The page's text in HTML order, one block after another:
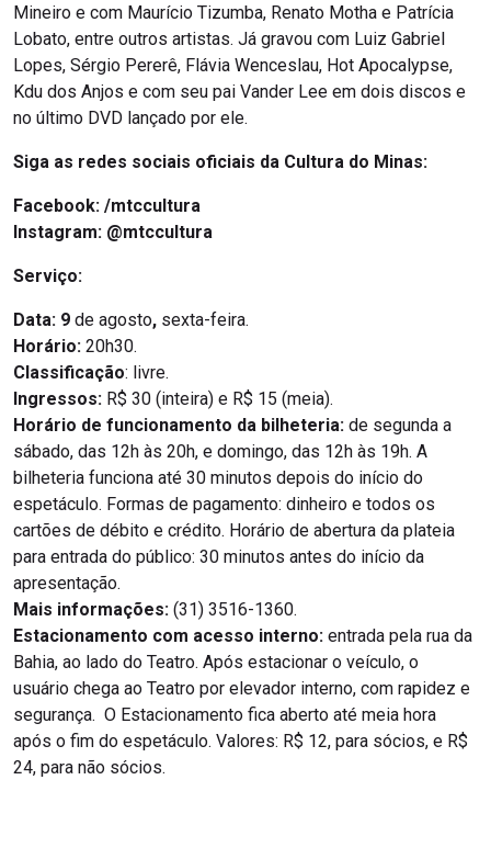
Mineiro e com Maurício Tizumba, Renato Motha e Patrícia
Lobato, entre outros artistas. Já gravou com Luiz Gabriel
Lopes, Sérgio Pererê, Flávia Wenceslau, Hot Apocalypse,
Kdu dos Anjos e com seu pai Vander Lee em dois discos e
no último DVD lançado por ele.
Siga as redes sociais oficiais da Cultura do Minas:
Facebook: /mtccultura
Instagram: @mtccultura
Serviço:
Data: 9 de agosto, sexta-feira.
Horário: 20h30.
Classificação: livre.
Ingressos: R$ 30 (inteira) e R$ 15 (meia).
Horário de funcionamento da bilheteria: de segunda a
sábado, das 12h às 20h, e domingo, das 12h às 19h. A
bilheteria funciona até 30 minutos depois do início do
espetáculo. Formas de pagamento: dinheiro e todos os
cartões de débito e crédito. Horário de abertura da plateia
para entrada do público: 30 minutos antes do início da
apresentação.
Mais informações: (31) 3516-1360.
Estacionamento com acesso interno: entrada pela rua da
Bahia, ao lado do Teatro. Após estacionar o veículo, o
usuário chega ao Teatro por elevador interno, com rapidez e
segurança. O Estacionamento fica aberto até meia hora
após o fim do espetáculo. Valores: R$ 12, para sócios, e R$
24, para não sócios.